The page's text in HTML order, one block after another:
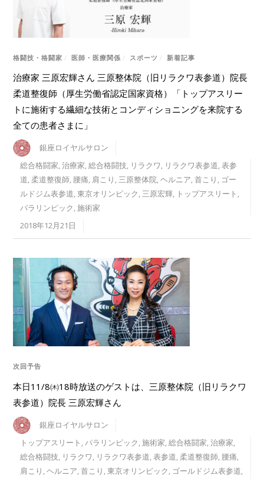
格闘技・格闘家 / 医師・医療関係 / スポーツ / 新着記事
治療家 三原宏輝さん 三原整体院（旧リラクワ表参道）院長
柔道整復師（厚生労働省認定国家資格）「トップアスリー
トに施術する繊細な技術とコンディショニングを来院する
全ての患者さまに」
銀座ロイヤルサロン
総合格闘家,治療家,総合格闘技, リラクワ, リラクワ表参道,表参
道,柔道整復師, 腰痛, 肩こり , 三原整体院,ヘルニア,首こり , ゴー
ルドジム表参道,東京オリンピック, 三原宏輝, トップアスリート ,
パラリンピック,施術家
2018年12月21日
次回予告
本日11/8㈭18時放送のゲストは、三原整体院（旧リラクワ
表参道）院長 三原宏輝さん
銀座ロイヤルサロン
トップアスリート ,パラリンピック,施術家,総合格闘家,治療家,
総合格闘技, リラクワ, リラクワ表参道,表参道,柔道整復師, 腰痛,
肩こり ,ヘルニア,首こり ,東京オリンピック, ゴールドジム表参道,